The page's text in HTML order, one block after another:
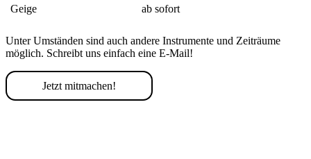
Geige ab sofort
Unter Umständen sind auch andere Instrumente und Zeiträume
möglich. Schreibt uns einfach eine E-Mail!
Jetzt mitmachen!